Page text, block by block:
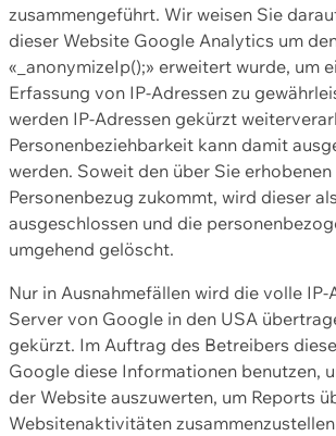
zusammengeführt. Wir weisen Sie
dieser Website Google Analytics um
«_anonymizeIp();» erweitert wurde, um
Erfassung von IP-Adressen zu
werden IP-Adressen gekürzt
Personenbeziehbarkeit kann damit
werden. Soweit den über Sie
Personenbezug zukommt, wird dieser
ausgeschlossen und die
umgehend gelöscht.
Nur in Ausnahmefällen wird die volle IP-
Server von Google in den USA
gekürzt. Im Auftrag des Betreibers
Google diese Informationen benutzen,
der Website auszuwerten, um Reports
Websitenaktivitäten